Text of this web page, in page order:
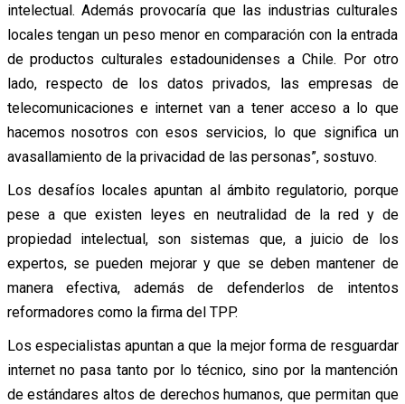
intelectual. Además provocaría que las industrias culturales
locales tengan un peso menor en comparación con la entrada
de productos culturales estadounidenses a Chile. Por otro
lado, respecto de los datos privados, las empresas de
telecomunicaciones e internet van a tener acceso a lo que
hacemos nosotros con esos servicios, lo que significa un
avasallamiento de la privacidad de las personas”, sostuvo.
Los desafíos locales apuntan al ámbito regulatorio, porque
pese a que existen leyes en neutralidad de la red y de
propiedad intelectual, son sistemas que, a juicio de los
expertos, se pueden mejorar y que se deben mantener de
manera efectiva, además de defenderlos de intentos
reformadores como la firma del TPP.
Los especialistas apuntan a que la mejor forma de resguardar
internet no pasa tanto por lo técnico, sino por la mantención
de estándares altos de derechos humanos, que permitan que